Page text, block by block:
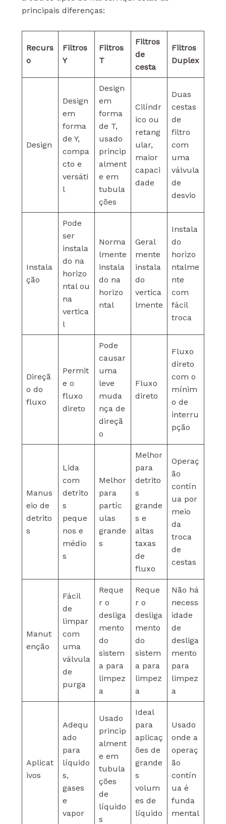
principais diferenças:
Recurs
o
Filtros
Y
Filtros
T
Filtros
de
cesta
Filtros
Duplex
Design
Design
em
forma
de Y,
compa
cto e
versáti
l
Design
em
forma
de T,
usado
princip
alment
e em
tubula
ções
Cilíndr
ico ou
retang
ular,
maior
capaci
dade
Duas
cestas
de
filtro
com
uma
válvula
de
desvio
Instala
ção
Pode
ser
instala
do na
horizo
ntal ou
na
vertica
l
Norma
lmente
instala
do na
horizo
ntal
Geral
mente
instala
do
vertica
lmente
Instala
do
horizo
ntalme
nte
com
fácil
troca
Direçã
o do
fluxo
Permit
e o
fluxo
direto
Pode
causar
uma
leve
muda
nça de
direçã
o
Fluxo
direto
Fluxo
direto
com o
mínim
o de
interru
pção
Manus
eio de
detrito
s
Lida
com
detrito
s
peque
nos e
médio
s
Melhor
para
partíc
ulas
grande
s
Melhor
para
detrito
s
grande
s e
altas
taxas
de
fluxo
Operaç
ão
contín
ua por
meio
da
troca
de
cestas
Manut
enção
Fácil
de
limpar
com
uma
válvula
de
purga
Reque
r o
desliga
mento
do
sistem
a para
limpez
a
Reque
r o
desliga
mento
do
sistem
a para
limpez
a
Não há
necess
idade
de
desliga
mento
para
limpez
a
Aplicat
ivos
Adequ
ado
para
líquido
s,
gases
e
vapor
Usado
princip
alment
e em
tubula
ções
de
líquido
s
Ideal
para
aplicaç
ões de
grande
s
volum
es de
líquido
Usado
onde a
operaç
ão
contín
ua é
funda
mental